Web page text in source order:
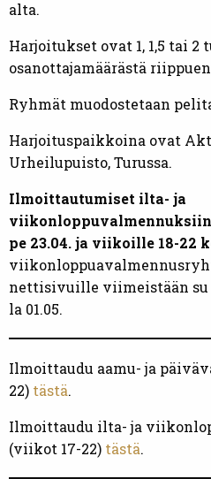
alta.
Harjoitukset ovat 1, 1,5 tai 2
osanottajamäärästä
Ryhmät muodostetaan
Harjoituspaikkoina ovat
Urheilupuisto, Turussa.
Ilmoittautumiset ilta- ja
pe 23.04. ja viikoille 18-22
nettisivuille viimeistään su
la 01.05.
Ilmoittaudu aamu- ja
22) tästä.
Ilmoittaudu ilta- ja
(viikot 17-22) tästä.